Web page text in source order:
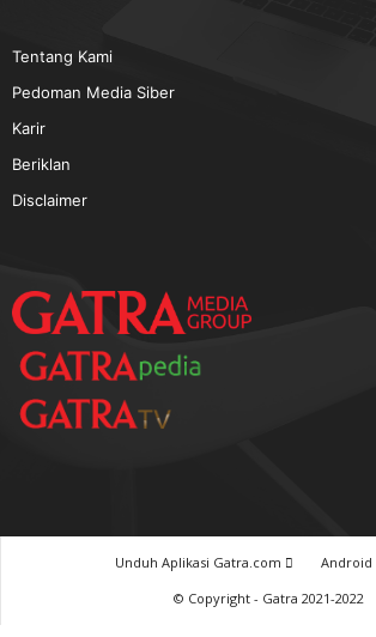
TERPOPULER
Baca GATRA Baru Bicara